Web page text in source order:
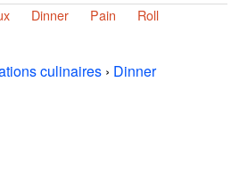
Dinner Pain Roll
culinaires › Dinner